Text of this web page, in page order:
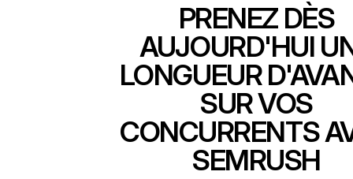
PRENEZ DÈS
AUJOURD'HUI
LONGUEUR
SUR VOS
CONCURRENTS
SEMRUSH